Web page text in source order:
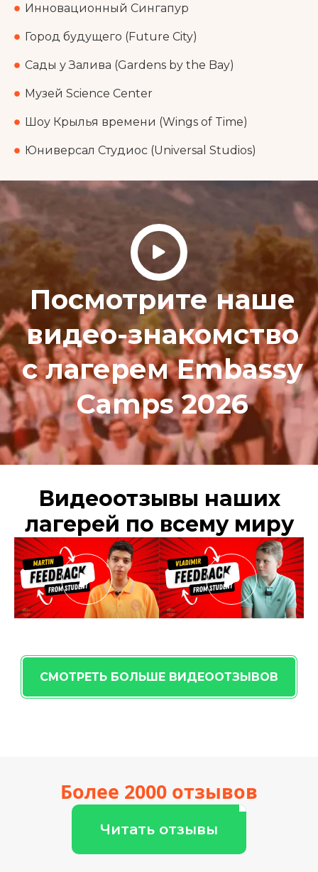
Инновационный Сингапур
Город будущего (Future City)
Сады у Залива (Gardens by the Bay)
Музей Science Center
Шоу Крылья времени (Wings of Time)
Юниверсал Студиос (Universal Studios)
Посмотрите наше
видео-знакомство
с лагерем Embassy
Camps 2026
Видеоотзывы наших
лагерей по всему миру
СМОТРЕТЬ БОЛЬШЕ ВИДЕООТЗЫВОВ
Более 2000 отзывов
Читать отзывы